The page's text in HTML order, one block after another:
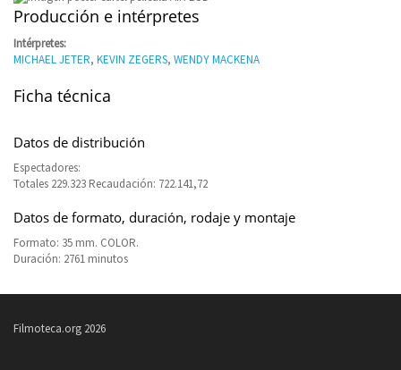
Producción e intérpretes
Intérpretes:
MICHAEL JETER, KEVIN ZEGERS, WENDY MACKENA
Ficha técnica
Datos de distribución
Espectadores:
Totales 229.323 Recaudación: 722.141,72
Datos de formato, duración, rodaje y montaje
Formato: 35 mm. COLOR.
Duración: 2761 minutos
Filmoteca.org 2026